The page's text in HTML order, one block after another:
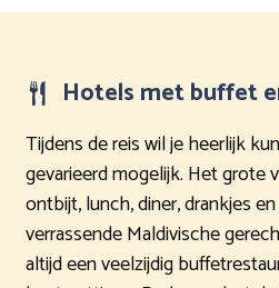
Hotels met buffet
Tijdens de reis wil je heerlijk
gevarieerd mogelijk. Het grote
ontbijt, lunch, diner, drankjes
verrassende Maldivische
altijd een veelzijdig